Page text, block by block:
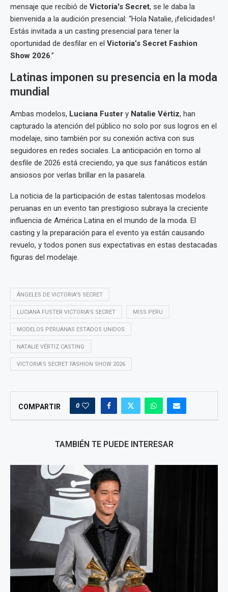
mensaje que recibió de Victoria's Secret, se le daba la
bienvenida a la audición presencial: “Hola Natalie, ¡felicidades!
Estás invitada a un casting presencial para tener la
oportunidad de desfilar en el Victoria’s Secret Fashion
Show 2026.”
Latinas imponen su presencia en la moda
mundial
Ambas modelos, Luciana Fuster y Natalie Vértiz, han
capturado la atención del público no solo por sus logros en el
modelaje, sino también por su conexión activa con sus
seguidores en redes sociales. La anticipación en torno al
desfile de 2026 está creciendo, ya que sus fanáticos están
ansiosos por verlas brillar en la pasarela.
La noticia de la participación de estas talentosas modelos
peruanas en un evento tan prestigioso subraya la creciente
influencia de América Latina en el mundo de la moda. El
casting y la preparación para el evento ya están causando
revuelo, y todos ponen sus expectativas en estas destacadas
figuras del modelaje.
ÁNGELES DE VICTORIA'S SECRET
LUCIANA FUSTER VICTORIA'S SECRET MISS PERU
MODELOS PERUANAS ESTADOS UNIDOS
NATALIE VÉRTIZ CASTING
VICTORIA'S SECRET FASHION SHOW 2026
COMPARTIR 0
TAMBIÉN TE PUEDE INTERESAR